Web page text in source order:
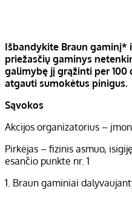
Išbandykite Braun gaminį*
priežasčių gaminys
galimybę jį grąžinti per
atgauti sumokėtus pinigus.
Sąvokos
Akcijos organizatorius –
Pirkėjas – fizinis asmuo,
esančio punkte nr. 1
1. Braun gaminiai